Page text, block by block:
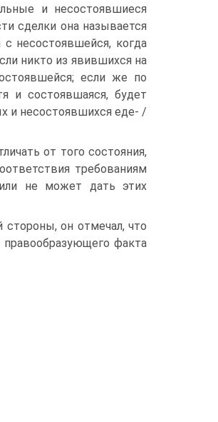
и несостоявшиеся
сделки она называется
несостоявшейся, когда
никто из явившихся на
если же по
и состоявшаяся, будет
и несостоявшихся еде- /
от того состояния,
требованиям
не может дать этих
стороны, он отмечал, что
факта